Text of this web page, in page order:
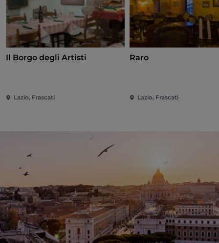
Il Borgo degli Artisti
Lazio, Frascati
Raro
Lazio, Frascati